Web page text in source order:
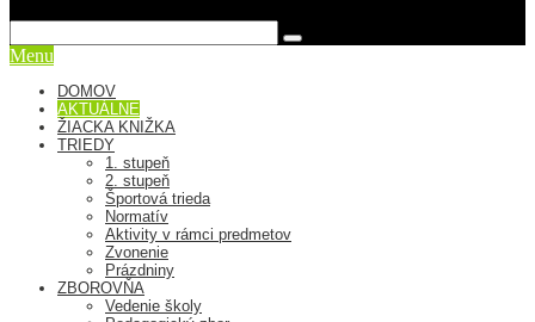
Menu
DOMOV
AKTUÁLNE
ŽIACKA KNIŽKA
TRIEDY
1. stupeň
2. stupeň
Športová trieda
Normatív
Aktivity v rámci predmetov
Zvonenie
Prázdniny
ZBOROVŇA
Vedenie školy